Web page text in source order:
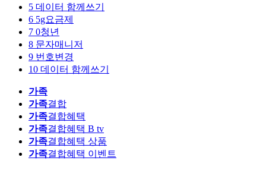
5 데이터 함께쓰기
6 5g요금제
7 0청년
8 문자매니저
9 번호변경
10 데이터 함께쓰기
가족
가족결합
가족결합혜택
가족결합혜택 B tv
가족결합혜택 상품
가족결합혜택 이벤트